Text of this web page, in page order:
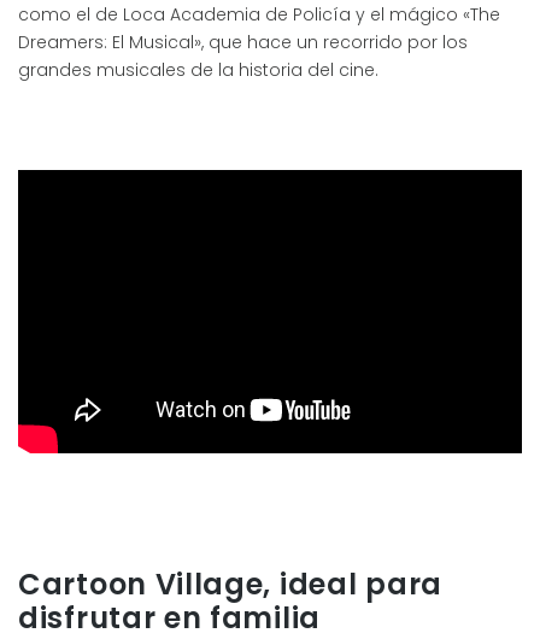
como el de Loca Academia de Policía y el mágico «The
Dreamers: El Musical», que hace un recorrido por los
grandes musicales de la historia del cine.
Cartoon Village, ideal para
disfrutar en familia